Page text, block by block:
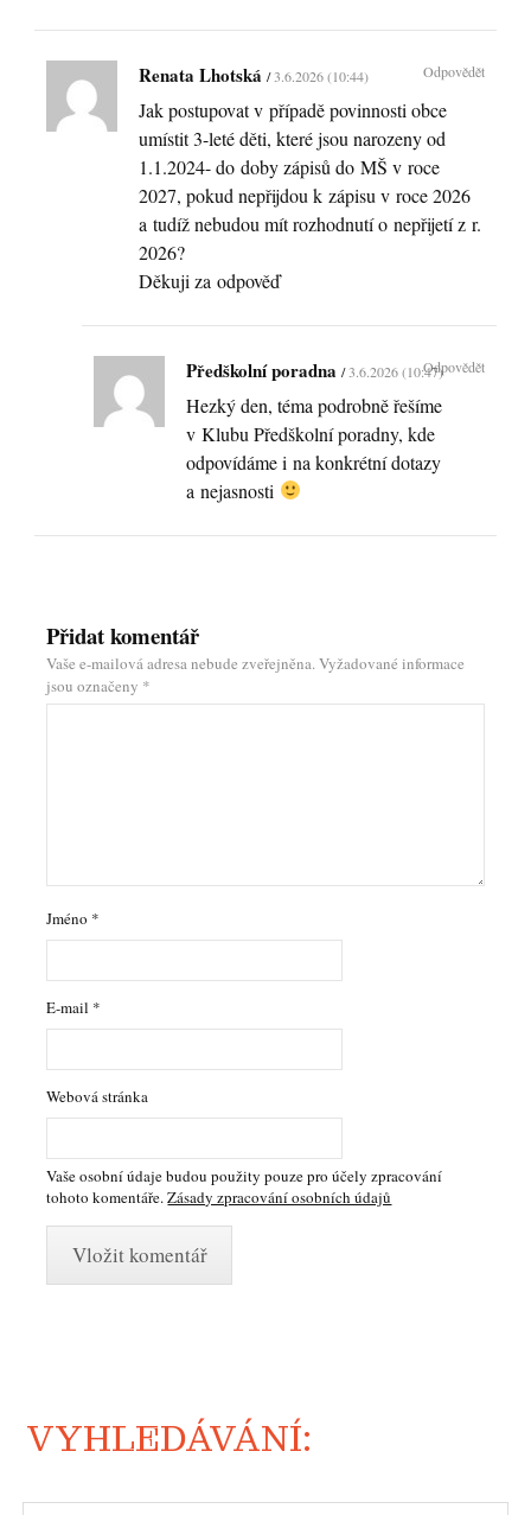
Renata Lhotská 3.6.2026 (10:44)
Jak postupovat v případě povinnosti obce
umístit 3-leté děti, které jsou narozeny od
1.1.2024- do doby zápisů do MŠ v roce
2027, pokud nepřijdou k zápisu v roce 2026
a tudíž nebudou mít rozhodnutí o nepřijetí z r.
2026?
Děkuji za odpověď
Odpovědět
Předškolní poradna 3.6.2026 (10:47)
Hezký den, téma podrobně řešíme
v Klubu Předškolní poradny, kde
odpovídáme i na konkrétní dotazy
a nejasnosti
Odpovědět
Přidat komentář
Vaše e-mailová adresa nebude zveřejněna.Vyžadované informace
jsou označeny *
Jméno *
E-mail *
Webová stránka
Vaše osobní údaje budou použity pouze pro účely zpracování
tohoto komentáře.Zásady zpracování osobních údajů
VYHLEDÁVÁNÍ: